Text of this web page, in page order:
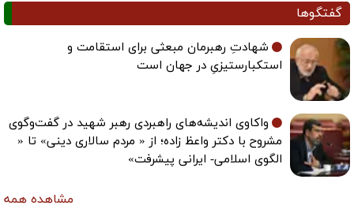
گفتگوها
شهادتِ رهبرمان مبعثی برای استقامت و
استکبارستیزیِ در جهان است
واکاوی اندیشه‌های راهبردی رهبر شهید در گفت‌وگوی
مشروح با دکتر واعظ زاده؛ از « مردم سالاری دینی» تا «
الگوی اسلامی- ایرانی پیشرفت»
مشاهده همه